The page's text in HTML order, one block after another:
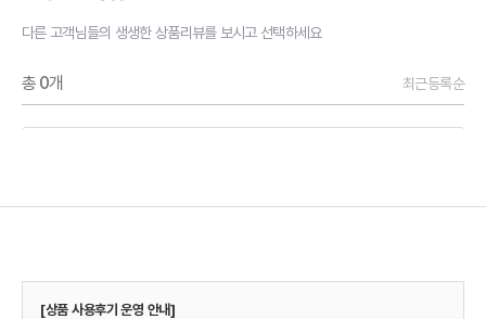
다른 고객님들의 생생한 상품리뷰를 보시고 선택하세요
총 0개 최근등록순
[상품 사용후기 운영 안내]